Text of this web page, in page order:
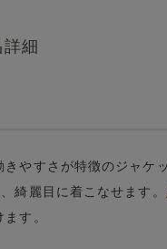
細
やすさが特徴のジャケ
綺麗目に着こなせます。
す。